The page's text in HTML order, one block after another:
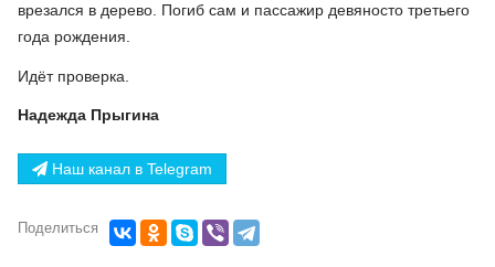
врезался в дерево. Погиб сам и пассажир девяносто третьего
года рождения.
Идёт проверка.
Надежда Прыгина
Наш канал в Telegram
Поделиться